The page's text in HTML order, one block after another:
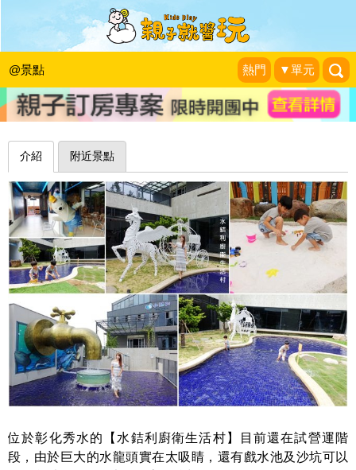
@景點 熱門 ▼單元
超巨大水龍頭！戲水玩沙，AR體驗玩
不停～彰化水銡利觀光工廠
❤靜怡&大顆呆の親子.旅遊.美食❤|2018-10-19
介紹 附近景點
位於彰化秀水的【水銡利廚衛生活村】目前還在試營運階
段，由於巨大的水龍頭實在太吸睛，還有戲水池及沙坑可以